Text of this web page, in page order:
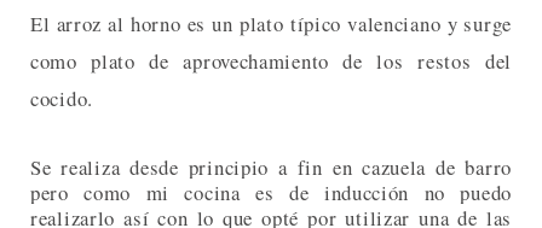
El arroz al horno es un plato típico valenciano y surge
como plato de aprovechamiento de los restos del
cocido.
Se realiza desde principio a fin en cazuela de barro
pero como mi cocina es de inducción no puedo
realizarlo así con lo que opté por utilizar una de las